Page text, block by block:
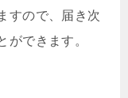
すので、届き次
ができます。